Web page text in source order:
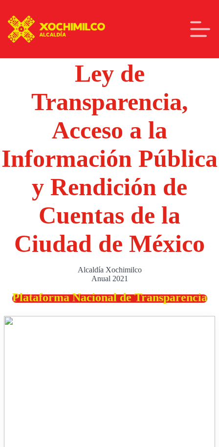
Ley de
Transparencia,
Acceso a la
Información Pública
y Rendición de
Cuentas de la
Ciudad de México
Alcaldía Xochimilco
Anual 2021
Plataforma Nacional de Transparencia